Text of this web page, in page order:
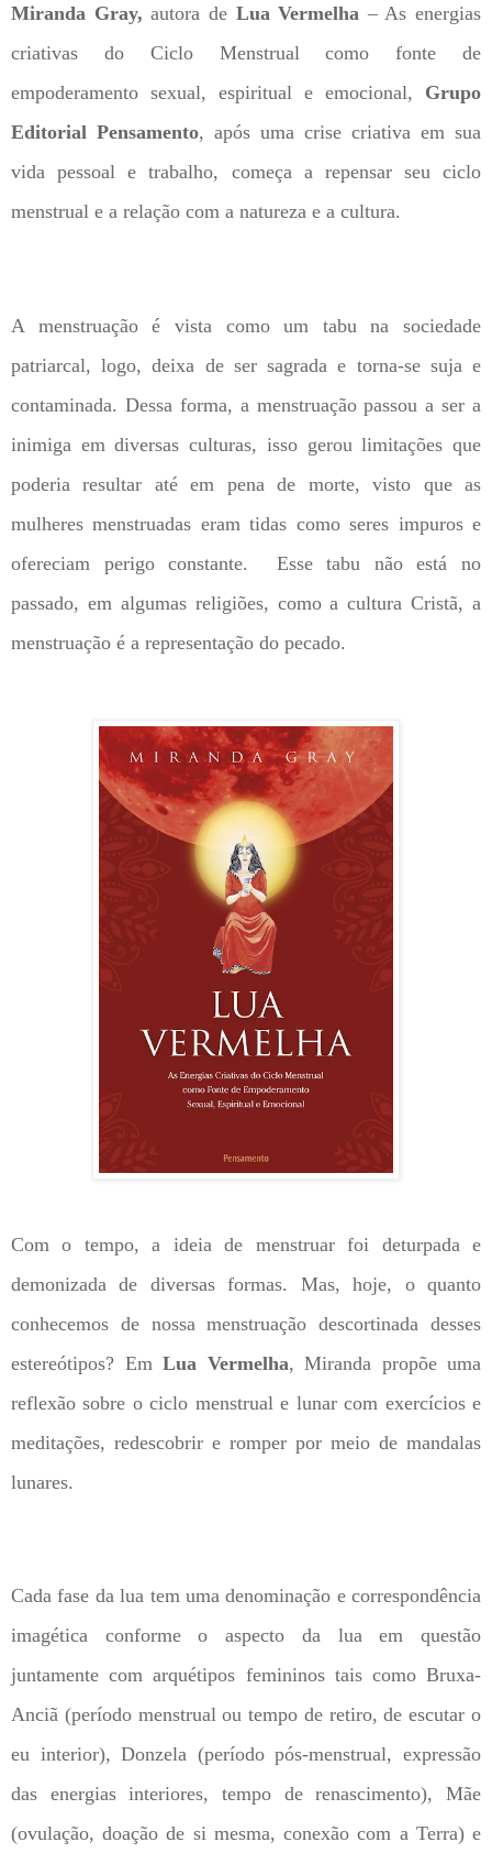
Miranda Gray,autora de Lua Vermelha – As energias
criativas do Ciclo Menstrual como fonte de
empoderamento sexual, espiritual e emocional, Grupo
Editorial Pensamento, após uma crise criativa em sua
vida pessoal e trabalho, começa a repensar seu ciclo
menstrual e a relação com a natureza e a cultura.
A menstruação é vista como um tabu na sociedade
patriarcal, logo, deixa de ser sagrada e torna-se suja e
contaminada. Dessa forma, a menstruação passou a ser a
inimiga em diversas culturas, isso gerou limitações que
poderia resultar até em pena de morte, visto que as
mulheres menstruadas eram tidas como seres impuros e
ofereciam perigo constante.
Esse tabu não está no
passado, em algumas religiões, como a cultura Cristã, a
menstruação é a representação do pecado.
Com o tempo, a ideia de menstruar foi deturpada e
demonizada de diversas formas. Mas, hoje, o quanto
conhecemos de nossa menstruação descortinada desses
estereótipos? Em Lua Vermelha, Miranda propõe uma
reflexão sobre o ciclo menstrual e lunar com exercícios e
meditações, redescobrir e romper por meio de mandalas
lunares.
Cada fase da lua tem uma denominação e correspondência
imagética conforme o aspecto da lua em questão
juntamente com arquétipos femininos tais como Bruxa-
Anciã (período menstrual ou tempo de retiro, de escutar o
eu interior), Donzela (período pós-menstrual, expressão
das energias interiores, tempo de renascimento), Mãe
(ovulação, doação de si mesma, conexão com a Terra) e